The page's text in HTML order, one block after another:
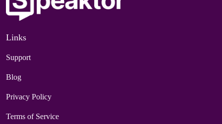
Links
Support
Blog
Privacy Policy
Terms of Service